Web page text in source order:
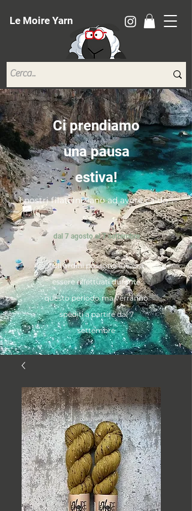
Le Moire Yarn
Ci prendiamo
una pausa
estiva!
I nostri filati iniziano ad avere caldo...
dal 7 agosto al 7 settembre
*Gli ordini possono ancora
essere effettuati durante
questo periodo ma verranno
spediti a partire dal 7
settembre